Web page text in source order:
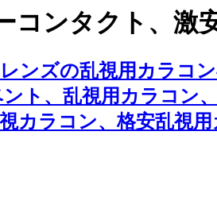
コンタクト、激
ンズの乱視用カラコ
ント、乱視用カラコ
カラコン、格安乱視